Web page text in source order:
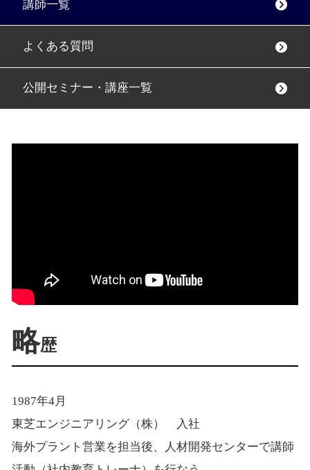
講師一覧
よくある質問
公開セミナー・講座一覧
略歴
1987年4月
東芝エンジニアリング（株） 入社
海外プラント営業を担当後、人材開発センターで講師